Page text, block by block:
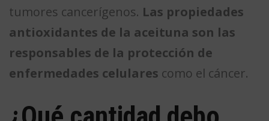
tumores cancerígenos. Las propiedades
antioxidantes de la aceituna son las
responsables de la protección de
enfermedades celulares como el cáncer.